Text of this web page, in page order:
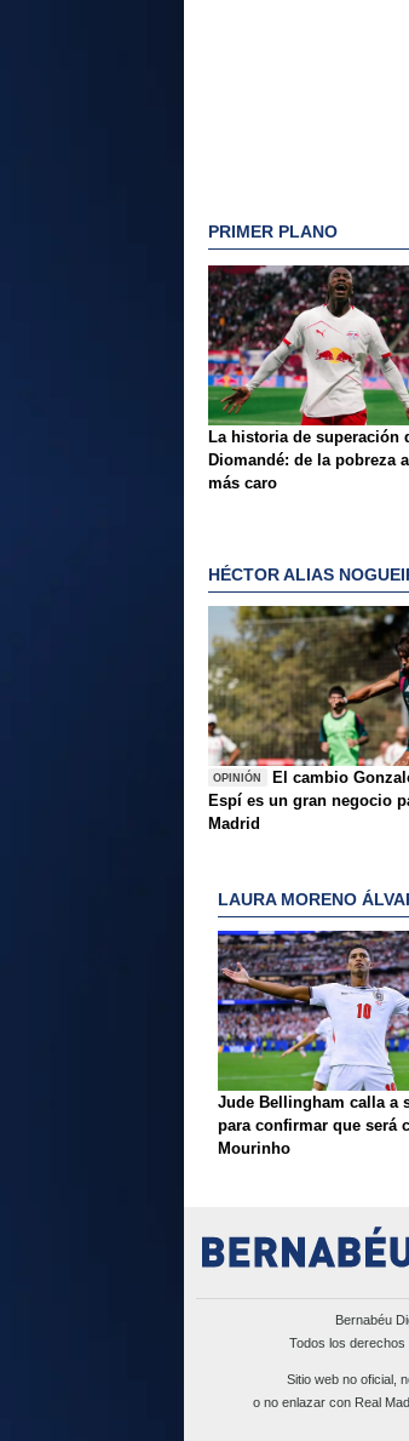
PRIMER PLANO
La historia de superación
Diomandé: de la pobreza
más caro
HÉCTOR ALIAS
OPINIÓN
El cambio
Espí es un gran negocio
Madrid
LAURA MORENO
Jude Bellingham calla a
para confirmar que será
Mourinho
Bernabéu
Todos los
Sitio web no oficial,
o no enlazar con Real